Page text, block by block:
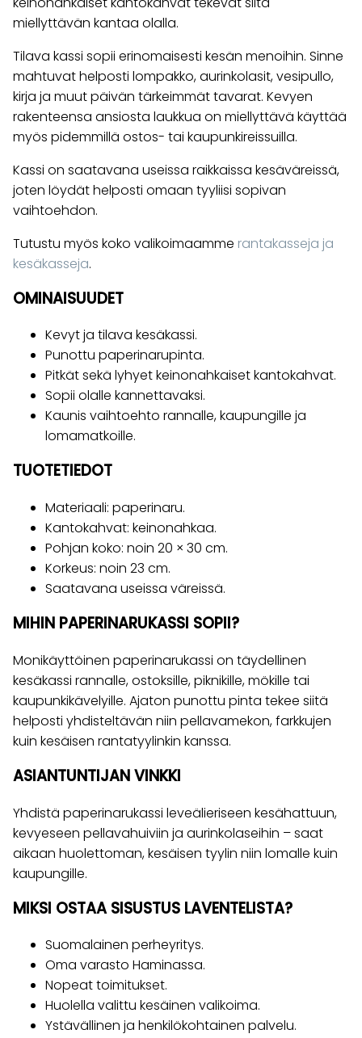
miellyttävän kantaa olalla.
Tilava kassi sopii erinomaisesti kesän menoihin. Sinne
mahtuvat helposti lompakko, aurinkolasit, vesipullo,
kirja ja muut päivän tärkeimmät tavarat. Kevyen
rakenteensa ansiosta laukkua on miellyttävä käyttää
myös pidemmillä ostos- tai kaupunkireissuilla.
Kassi on saatavana useissa raikkaissa kesäväreissä,
joten löydät helposti omaan tyyliisi sopivan
vaihtoehdon.
Tutustu myös koko valikoimaamme rantakasseja ja
kesäkasseja.
OMINAISUUDET
Kevyt ja tilava kesäkassi.
Punottu paperinarupinta.
Pitkät sekä lyhyet keinonahkaiset kantokahvat.
Sopii olalle kannettavaksi.
Kaunis vaihtoehto rannalle, kaupungille ja
lomamatkoille.
TUOTETIEDOT
Materiaali: paperinaru.
Kantokahvat: keinonahkaa.
Pohjan koko: noin 20 × 30 cm.
Korkeus: noin 23 cm.
Saatavana useissa väreissä.
MIHIN PAPERINARUKASSI SOPII?
Monikäyttöinen paperinarukassi on täydellinen
kesäkassi rannalle, ostoksille, piknikille, mökille tai
kaupunkikävelyille. Ajaton punottu pinta tekee siitä
helposti yhdisteltävän niin pellavamekon, farkkujen
kuin kesäisen rantatyylinkin kanssa.
ASIANTUNTIJAN VINKKI
Yhdistä paperinarukassi leveälieriseen kesähattuun,
kevyeseen pellavahuiviin ja aurinkolaseihin – saat
aikaan huolettoman, kesäisen tyylin niin lomalle kuin
kaupungille.
MIKSI OSTAA SISUSTUS LAVENTELISTA?
Suomalainen perheyritys.
Oma varasto Haminassa.
Nopeat toimitukset.
Huolella valittu kesäinen valikoima.
Ystävällinen ja henkilökohtainen palvelu.